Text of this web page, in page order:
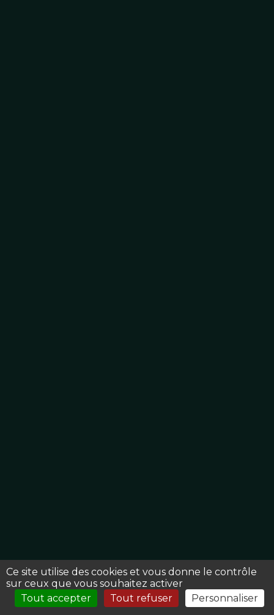
TÉLÉCHARGEZ LES RESSOURCES
Ce site utilise des cookies et vous donne le contrôle
sur ceux que vous souhaitez activer
Tout accepter
Tout refuser Personnaliser